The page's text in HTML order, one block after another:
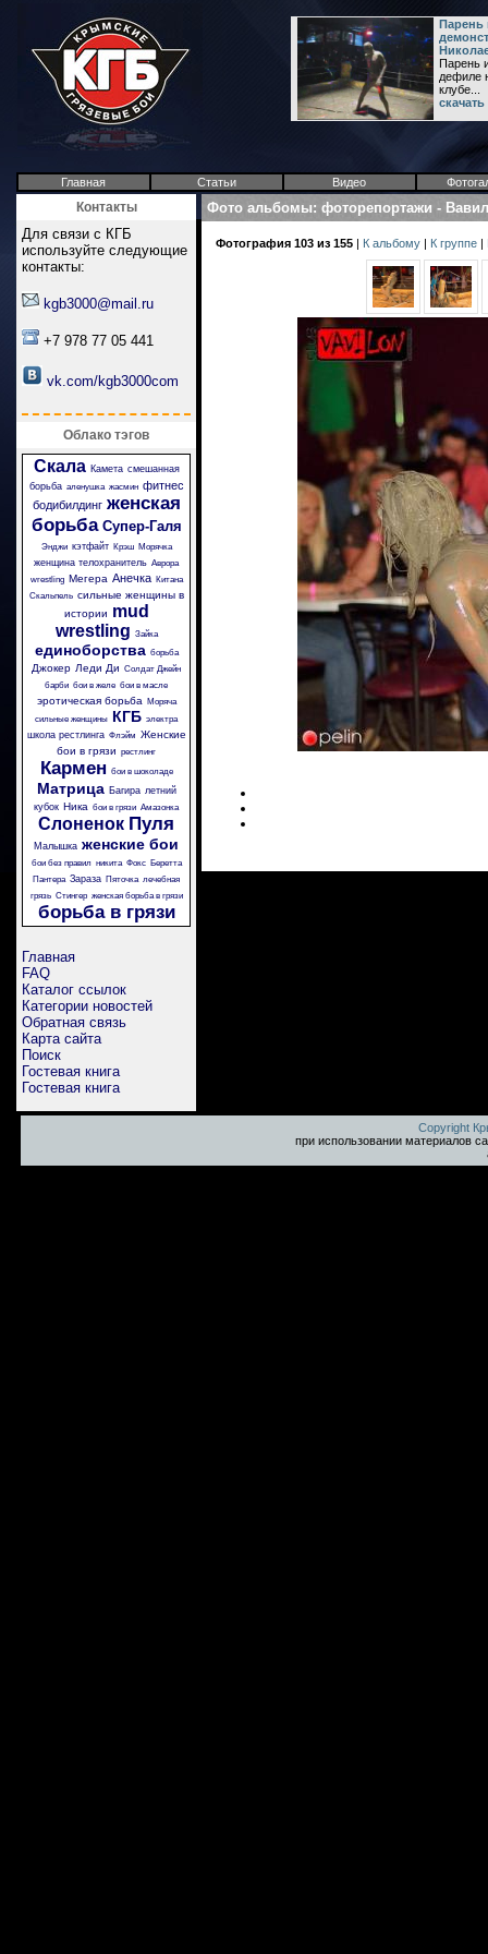
Парень
Парень
дефиле
клубе...
Главная Статьи Видео
Контакты
Для связи с КГБ
используйте следующие
контакты:
kgb3000@mail.ru
+7 978 77 05 441
vk.com/kgb3000com
Облако тэгов
Скала Камета смешанная
борьба аленушка жасмин фитнес
бодибилдинг женская
борьба Супер-Галя
Энджи кэтфайт Крэш Морячка
женщина телохранитель Аврора
wrestling Мегера Анечка
Китана
Скальпель сильные женщины в
истории mud
wrestling Зайка
единоборства борьба
Джокер Леди Ди Солдат Джейн
барби бои в желе бои в масле
эротическая борьба
Моряча
сильные женщины КГБ электра
школа рестлинга Флэйм Женские
бои в грязи рестлинг
Кармен бои в шоколаде
Матрица Багира летний
кубок Ника бои в грязи Амазонка
Слоненок Пуля
Малышка женские бои
бои без правил никита Фокс
Беретта
Пантера Зараза Пяточка лечебная
грязь Стингер женская борьба в грязи
борьба в грязи
Главная
FAQ
Каталог ссылок
Категории новостей
Обратная связь
Карта сайта
Поиск
Гостевая книга
Гостевая книга
Фото альбомы: фоторепортажи -
Фотография 103 из 155 | К альбому | К группе |
Copyright
при использовании материалов